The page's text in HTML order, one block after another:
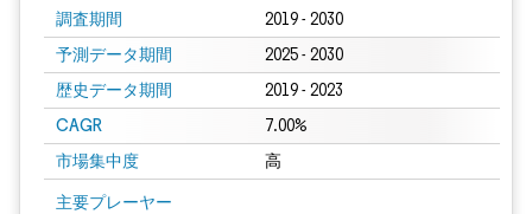
調査期間 2019 - 2030
予測データ期間 2025 - 2030
歴史データ期間 2019 - 2023
CAGR 7.00%
市場集中度 高
主要プレーヤー